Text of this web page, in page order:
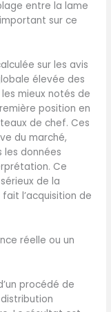
pour les
les
pour les
cuisine
entre la lame
sur ce
sur les avis
élevée des
mieux notés de
position en
de chef. Ces
du marché,
les données
Ce
de la
l’acquisition de
réelle ou un
procédé de